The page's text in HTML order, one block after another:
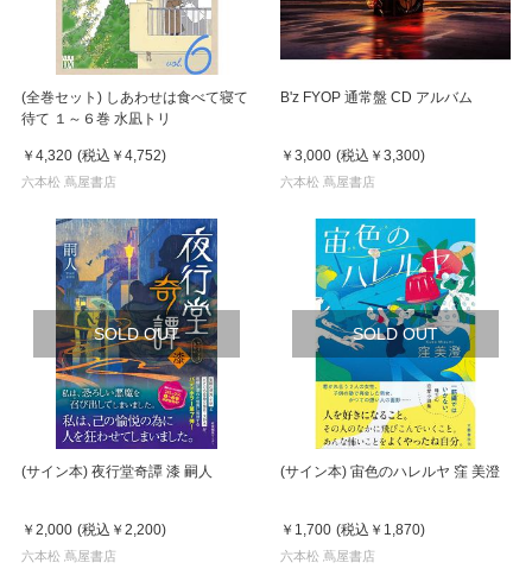
(全巻セット) しあわせは食べて寝て
待て １～６巻 水凪トリ
￥4,320 (税込 ￥4,752)
六本松 蔦屋書店
B'z FYOP 通常盤 CD アルバム
￥3,000 (税込 ￥3,300)
六本松 蔦屋書店
SOLD OUT
(サイン本) 夜行堂奇譚 漆 嗣人
￥2,000 (税込 ￥2,200)
六本松 蔦屋書店
SOLD OUT
(サイン本) 宙色のハレルヤ 窪 美澄
￥1,700 (税込 ￥1,870)
六本松 蔦屋書店